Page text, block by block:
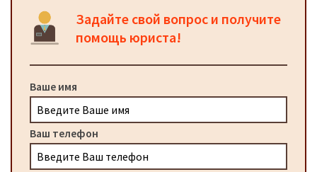
Задайте свой вопрос и получите
помощь юриста!
Ваше имя
Ваш телефон